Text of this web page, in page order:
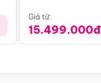
Giá từ:
15.499.000đ